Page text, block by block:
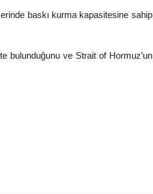
baskı kurma kapasitesine sahip
bulunduğunu ve Strait of Hormuz’un